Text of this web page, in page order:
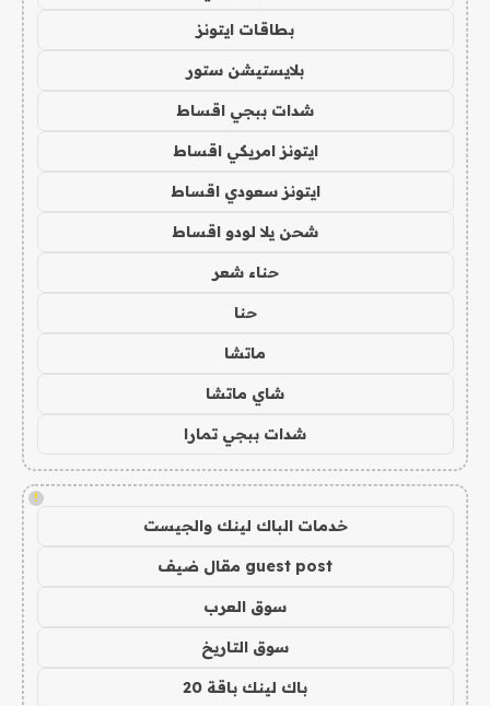
بطاقات ايتونز
بلايستيشن ستور
شدات ببجي اقساط
ايتونز امريكي اقساط
ايتونز سعودي اقساط
شحن يلا لودو اقساط
حناء شعر
حنا
ماتشا
شاي ماتشا
شدات ببجي تمارا
!
خدمات الباك لينك والجيست
guest post مقال ضيف
سوق العرب
سوق التاريخ
باك لينك باقة 20